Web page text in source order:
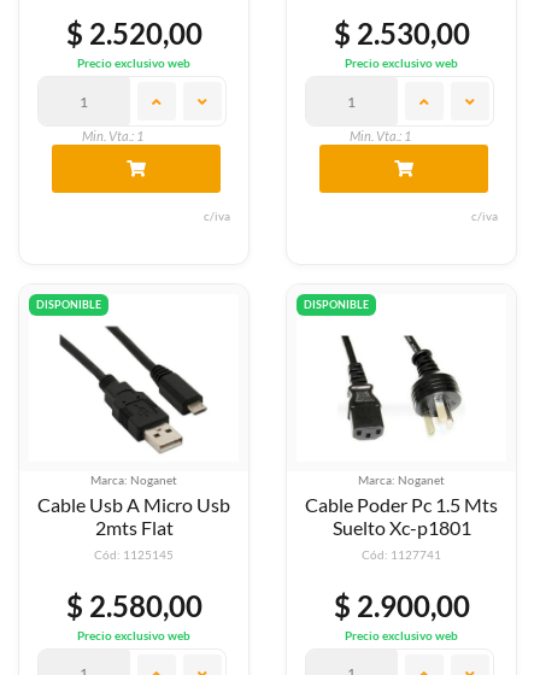
$ 2.520,00
Precio exclusivo web
Min. Vta.: 1
c/iva
$ 2.530,00
Precio exclusivo web
Min. Vta.: 1
c/iva
DISPONIBLE
Marca: Noganet
Cable Usb A Micro Usb
2mts Flat
Cód: 1125145
$ 2.580,00
Precio exclusivo web
DISPONIBLE
Marca: Noganet
Cable Poder Pc 1.5 Mts
Suelto Xc-p1801
Cód: 1127741
$ 2.900,00
Precio exclusivo web